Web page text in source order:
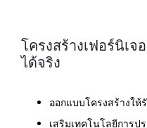
โครงสร้างเฟอร์นิเ
ได้จริง
ออกแบบโครงสร้างใ
เสริมเทคโนโลยีการ